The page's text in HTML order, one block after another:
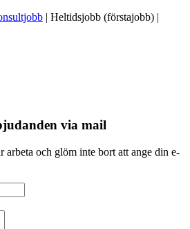
| Heltidsjobb (förstajobb) |
via mail
arbeta och glöm inte bort att ange din e-